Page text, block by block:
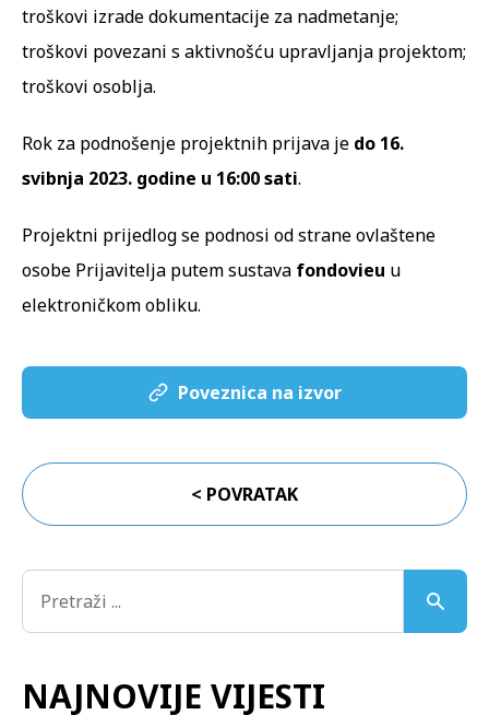
troškovi izrade dokumentacije za nadmetanje;
troškovi povezani s aktivnošću upravljanja projektom;
troškovi osoblja.
Rok za podnošenje projektnih prijava je do 16.
svibnja 2023. godine u 16:00 sati.
Projektni prijedlog se podnosi od strane ovlaštene
osobe Prijavitelja putem sustava fondovieu u
elektroničkom obliku.
Poveznica na izvor
< POVRATAK
NAJNOVIJE VIJESTI